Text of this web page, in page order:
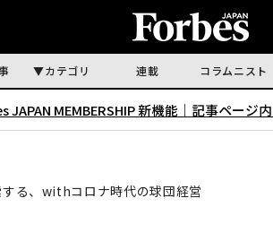
カテゴリ 連載 コラムニスト
JAPAN MEMBERSHIP 新機能｜ 記事ページ
る、withコロナ時代の球団経営